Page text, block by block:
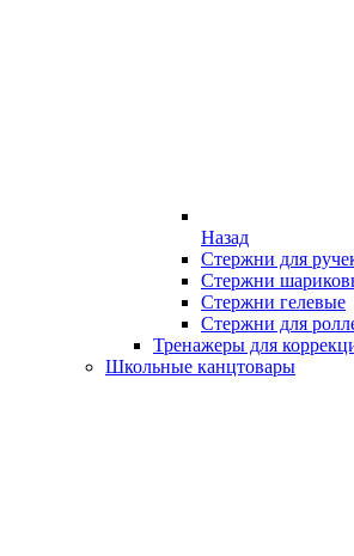
Назад
Стержни для
Стержни
Стержни гелевые
Стержни для
Тренажеры для
Школьные канцтовары